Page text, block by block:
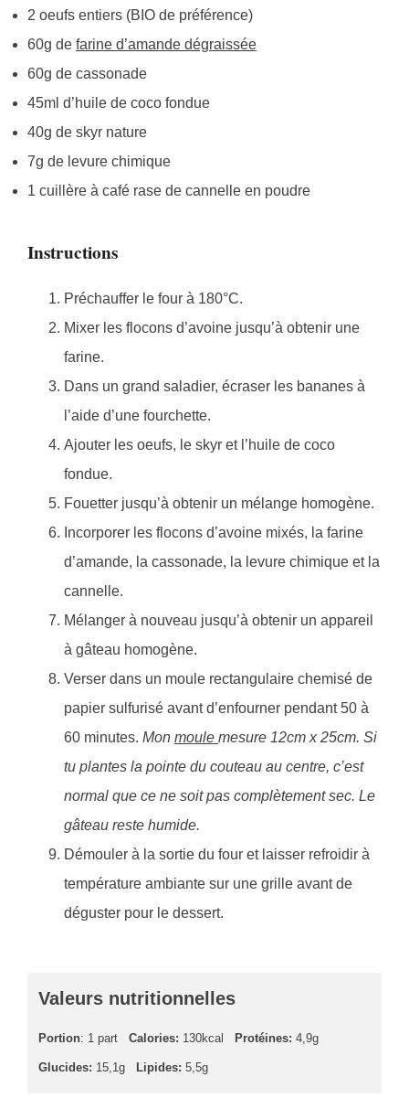
2 oeufs entiers (BIO de préférence)
60g de farine d’amande dégraissée
60g de cassonade
45ml d’huile de coco fondue
40g de skyr nature
7g de levure chimique
1 cuillère à café rase de cannelle en poudre
Instructions
Préchauffer le four à 180°C.
Mixer les flocons d’avoine jusqu’à obtenir une
farine.
Dans un grand saladier, écraser les bananes à
l’aide d’une fourchette.
Ajouter les oeufs, le skyr et l’huile de coco
fondue.
Fouetter jusqu’à obtenir un mélange homogène.
Incorporer les flocons d’avoine mixés, la farine
d’amande, la cassonade, la levure chimique et la
cannelle.
Mélanger à nouveau jusqu’à obtenir un appareil
à gâteau homogène.
Verser dans un moule rectangulaire chemisé de
papier sulfurisé avant d’enfourner pendant 50 à
60 minutes. Mon moule mesure 12cm x 25cm. Si
tu plantes la pointe du couteau au centre, c’est
normal que ce ne soit pas complètement sec. Le
gâteau reste humide.
Démouler à la sortie du four et laisser refroidir à
température ambiante sur une grille avant de
déguster pour le dessert.
Valeurs nutritionnelles
Portion: 1 part Calories: 130kcal Protéines: 4,9g
Glucides: 15,1g Lipides: 5,5g